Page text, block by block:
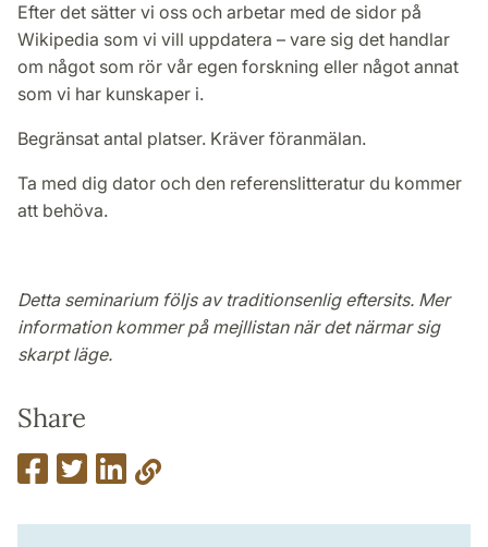
Efter det sätter vi oss och arbetar med de sidor på
Wikipedia som vi vill uppdatera – vare sig det handlar
om något som rör vår egen forskning eller något annat
som vi har kunskaper i.
Begränsat antal platser. Kräver föranmälan.
Ta med dig dator och den referenslitteratur du kommer
att behöva.
Detta seminarium följs av traditionsenlig eftersits. Mer
information kommer på mejllistan när det närmar sig
skarpt läge.
Share